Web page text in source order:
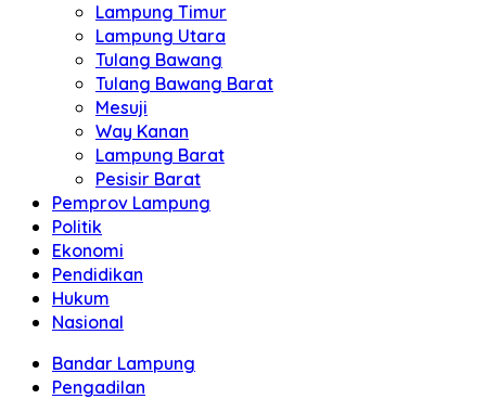
Lampung Timur
Lampung Utara
Tulang Bawang
Tulang Bawang Barat
Mesuji
Way Kanan
Lampung Barat
Pesisir Barat
Pemprov Lampung
Politik
Ekonomi
Pendidikan
Hukum
Nasional
Bandar Lampung
Pengadilan